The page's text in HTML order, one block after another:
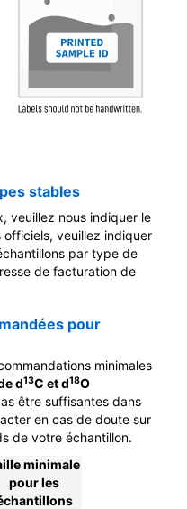
stables
veuillez nous indiquer le
veuillez indiquer
par type de
de facturation de
pour
minimales
d13C et d18O
être suffisantes dans
en cas de doute sur
de votre échantillon.
minimale
pour les